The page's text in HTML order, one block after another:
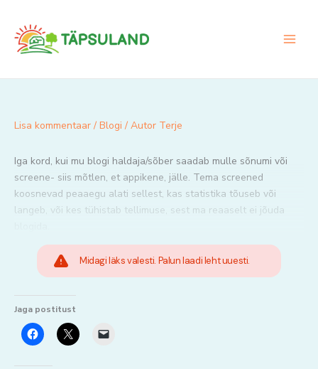
content
Lisa kommentaar / Blogi / Autor Terje
Iga kord, kui mu blogi haldaja/sõber saadab mulle sõnumi või
screene- siis mõtlen, et appikene, jälle. Tema screened
koosnevad peaaegu alati sellest, kas statistika tõuseb või
langeb, või kes tühistab tellimuse, sest ma reaaselt ei jõuda
Midagi läks valesti. Palun laadi leht uuesti.
Jaga postitust